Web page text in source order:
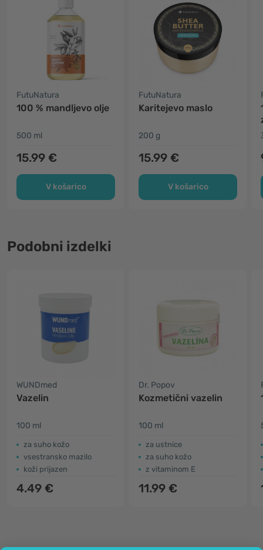
FutuNatura
100 % mandljevo olje
500 ml
15.99 €
V košarico
FutuNatura
Karitejevo maslo
200 g
15.99 €
V košarico
Podobni izdelki
WUNDmed
Vazelin
100 ml
za suho kožo
vsestransko mazilo
koži prijazen
4.49 €
Dr. Popov
Kozmetični vazelin
100 ml
za ustnice
za suho kožo
z vitaminom E
11.99 €